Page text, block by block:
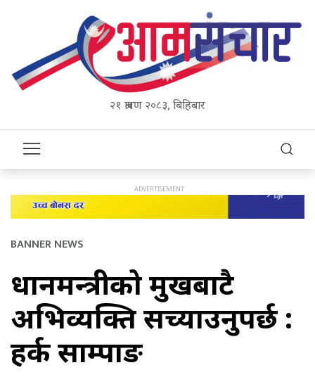
२१ श्रावण २०८३, बिहिबार
BANNER NEWS
प्रधानमन्त्रीको मुखबाटै
अभिव्यक्ति सच्याउनुपर्छ :
हर्क साम्पाङ